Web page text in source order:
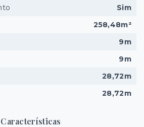
Características
Sim
258,48m²
9m
9m
28,72m
28,72m